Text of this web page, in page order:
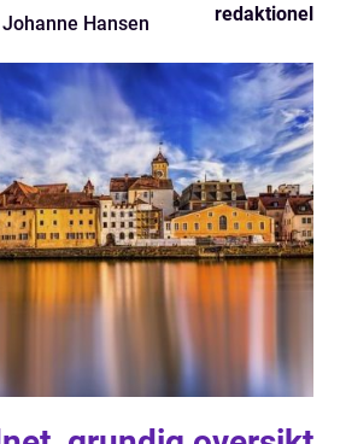
Johanne Hansen redaktionel